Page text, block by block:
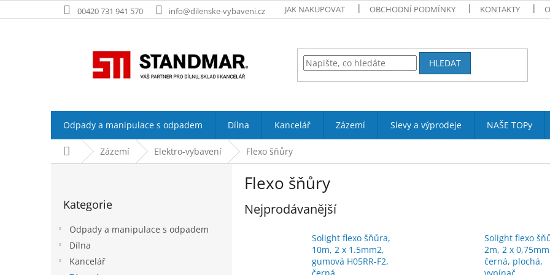
na
00420 731 941 570 info@dilenske-vybaveni.cz JAK NAKUPOVAT OBCHODNÍ PODMÍNKY KONTAKTY
HLEDAT
Odpady a manipulace s odpadem Dílna Kancelář Zázemí Slevy a výprodeje NAŠE TOPy
Domů Zázemí Elektro-vybavení Flexo šňůry
kategorie
Kategorie
Odpady a manipulace s odpadem
Dílna
Kancelář
Flexo šňůry
Nejprodávanější
Solight flexo šňůra,
10m, 2 x 1.5mm2,
gumová H05RR-F2,
Solight flexo
2m, 2 x
černá, plochá,